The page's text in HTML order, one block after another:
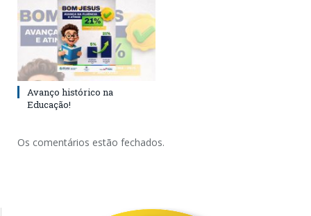
Avanço histórico na
Educação!
Os comentários estão fechados.